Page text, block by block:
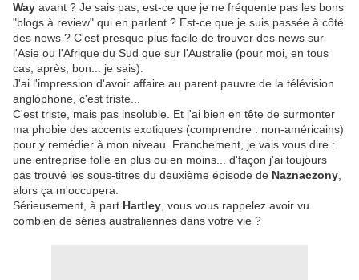
Way avant ? Je sais pas, est-ce que je ne fréquente pas les bons
"blogs à review" qui en parlent ? Est-ce que je suis passée à côté
des news ? C'est presque plus facile de trouver des news sur
l'Asie ou l'Afrique du Sud que sur l'Australie (pour moi, en tous
cas, après, bon... je sais).
J'ai l'impression d'avoir affaire au parent pauvre de la télévision
anglophone, c'est triste...
C'est triste, mais pas insoluble. Et j'ai bien en tête de surmonter
ma phobie des accents exotiques (comprendre : non-américains)
pour y remédier à mon niveau. Franchement, je vais vous dire :
une entreprise folle en plus ou en moins... d'façon j'ai toujours
pas trouvé les sous-titres du deuxième épisode de Naznaczony
alors ça m'occupera.
Sérieusement, à part Hartley , vous vous rappelez avoir vu
combien de séries australiennes dans votre vie ?